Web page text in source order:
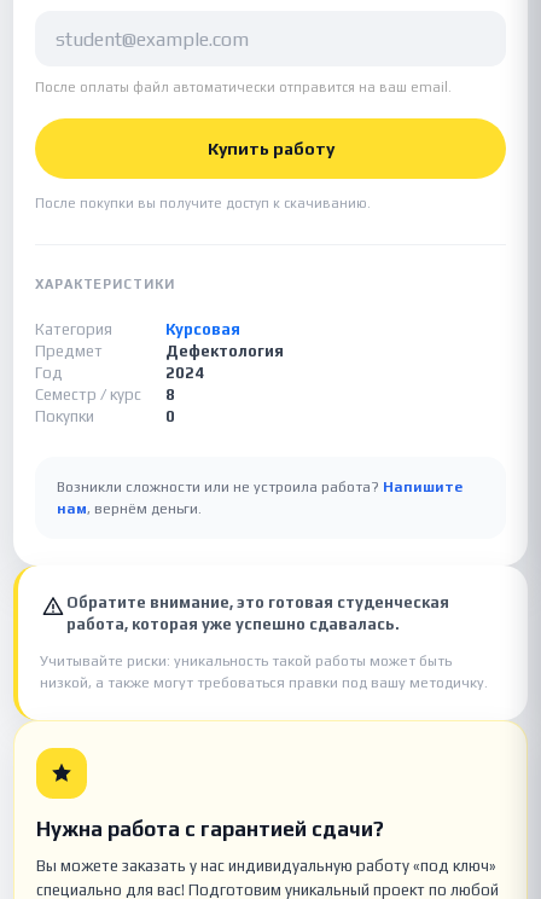
После оплаты файл автоматически отправится на ваш email.
Купить работу
После покупки вы получите доступ к скачиванию.
ХАРАКТЕРИСТИКИ
Категория
Курсовая
Предмет
Дефектология
Год
2024
Семестр / курс
8
Покупки
0
Возникли сложности или не устроила работа? Напишите
нам, вернём деньги.
Обратите внимание, это готовая студенческая
работа, которая уже успешно сдавалась.
Учитывайте риски: уникальность такой работы может быть
низкой, а также могут требоваться правки под вашу методичку.
Нужна работа с гарантией сдачи?
Вы можете заказать у нас индивидуальную работу «под ключ»
специально для вас! Подготовим уникальный проект по любой